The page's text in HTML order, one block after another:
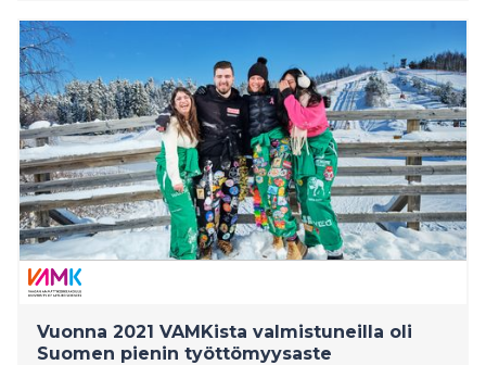
Vuonna 2021 VAMKista valmistuneilla oli
Suomen pienin työttömyysaste